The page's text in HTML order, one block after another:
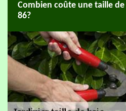
Combien coûte une taille de
86?